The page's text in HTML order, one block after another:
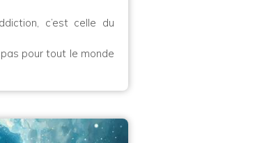
c’est celle du
pour tout le monde